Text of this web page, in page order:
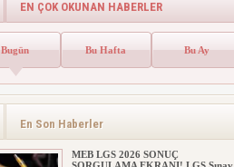
EN ÇOK OKUNAN HABERLER
Bugün Bu Hafta Bu Ay
En Son Haberler
e-Okul Adım Adım Rehber (2026)
LGS NAKİL 2026 İŞLEM
zaman y...
MEB LGS 2026 SONUÇ